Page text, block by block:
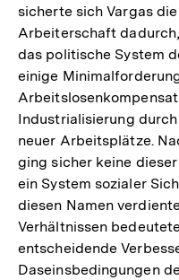
sicherte sich Vargas
Arbeiterschaft
das politische System
einige
Industrialisierung
neuer Arbeitsplätze.
ging sicher keine
ein System sozialer
diesen Namen
Verhältnissen
entscheidende
Daseinsbedingungen